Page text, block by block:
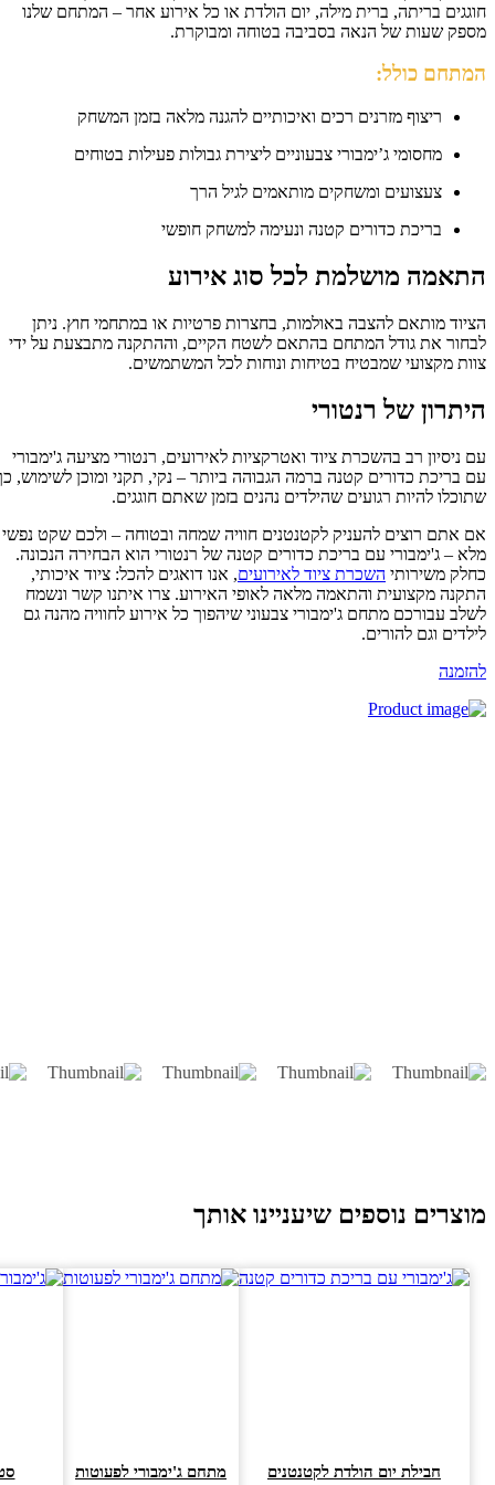
בריתה, ברית מילה, יום הולדת או כל אירוע אחר – המתחם שלנו
שעות של הנאה בסביבה בטוחה ומבוקרת.
כולל:
ריצוף מזרנים רכים ואיכותיים להגנה מלאה בזמן המשחק
מחסומי ג’ימבורי צבעוניים ליצירת גבולות פעילות בטוחים
צעצועים ומשחקים מותאמים לגיל הרך
בריכת כדורים קטנה ונעימה למשחק חופשי
מושלמת לכל סוג אירוע
מותאם להצבה באולמות, בחצרות פרטיות או במתחמי חוץ. ניתן
את גודל המתחם בהתאם לשטח הקיים, וההתקנה מתבצעת על ידי
מקצועי שמבטיח בטיחות ונוחות לכל המשתמשים.
של רנטורי
ניסיון רב בהשכרת ציוד ואטרקציות לאירועים, רנטורי מציעה ג'ימבורי
בריכת כדורים קטנה ברמה הגבוהה ביותר – נקי, תקני ומוכן לשימוש, כך
להיות רגועים שהילדים נהנים בזמן שאתם חוגגים.
אתם רוצים להעניק לקטנטנים חוויה שמחה ובטוחה – ולכם שקט נפשי
– ג'ימבורי עם בריכת כדורים קטנה של רנטורי הוא הבחירה הנכונה.
משירותיהשכרת ציוד לאירועים, אנו דואגים להכל: ציוד איכותי,
מקצועית והתאמה מלאה לאופי האירוע. צרו איתנו קשר ונשמח
עבורכם מתחם ג'ימבורי צבעוני שיהפוך כל אירוע לחוויה מהנה גם
וגם להורים.
נוספים שיעניינו אותך
חבילת יום הולדת לקטנטנים מתחם ג'ימבורי לפעוטות סט